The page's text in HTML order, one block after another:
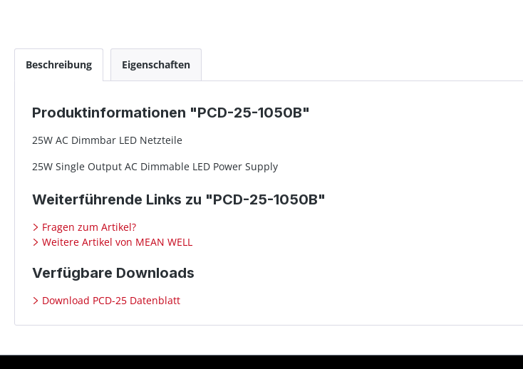
Beschreibung Eigenschaften
Produktinformationen "PCD-25-1050B"
25W AC Dimmbar LED Netzteile
25W Single Output AC Dimmable LED Power Supply
Weiterführende Links zu "PCD-25-1050B"
Fragen zum Artikel?
Weitere Artikel von MEAN WELL
Verfügbare Downloads
Download PCD-25 Datenblatt